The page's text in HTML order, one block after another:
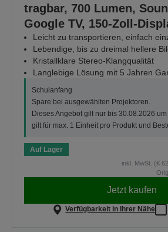
tragbar, 700 Lumen,
Google TV, 150-Zoll-
Leicht zu transportieren, einfach
Lebendige, bis zu dreimal hellere
Kristallklare Stereo-Klangqualität
Langlebige Lösung mit 5 Jahren
Schulanfang
Spare bei ausgewählten Projektoren.
Dieses Angebot gilt nur bis 30.08.2026
gilt für max. 1 Einheit pro Produkt und
Auf Lager
inkl. MwSt. (€
Jetzt kaufen
Verfügbarkeit in Ihrer Nähe